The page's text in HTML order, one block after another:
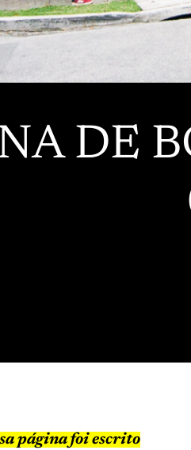
DE
página foi escrito